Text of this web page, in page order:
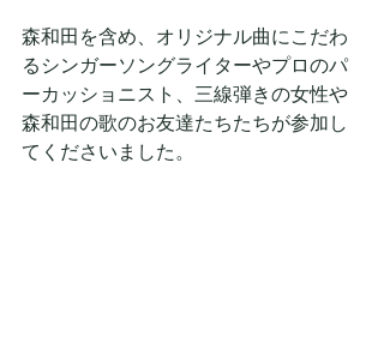
森和田を含め、オリジナル曲にこだわ
るシンガーソングライターやプロのパ
ーカッショニスト、三線弾きの女性や
森和田の歌のお友達たちたちが参加し
てくださいました。